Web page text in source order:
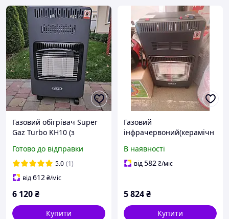
Газовий обігрівач Super
Gaz Turbo KH10 (з
Готово до відправки
5.0 (1)
від612₴/міс
6 120₴
Купити
Газовий
інфрачервоний(керамічн
KH10
В наявності
від582₴/міс
5 824₴
Купити